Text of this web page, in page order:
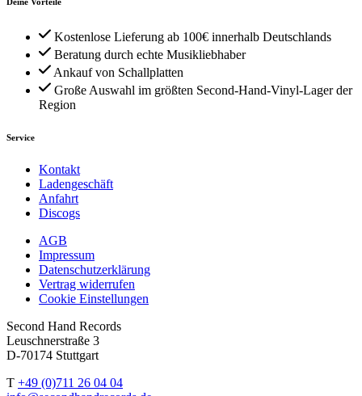
Kostenlose Lieferung ab 100€ innerhalb Deutschlands
Beratung durch echte Musikliebhaber
Ankauf von Schallplatten
Große Auswahl im größten Second-Hand-Vinyl-Lager der
Region
Service
Kontakt
Ladengeschäft
Anfahrt
Discogs
AGB
Impressum
Datenschutzerklärung
Vertrag widerrufen
Cookie Einstellungen
Second Hand Records
Leuschnerstraße 3
D-70174 Stuttgart
T +49 (0)711 26 04 04